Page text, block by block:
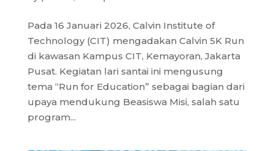
Pada 16 Januari 2026, Calvin Institute of
Technology (CIT) mengadakan Calvin 5K Run
di kawasan Kampus CIT, Kemayoran, Jakarta
Pusat. Kegiatan lari santai ini mengusung
tema “Run for Education” sebagai bagian dari
upaya mendukung Beasiswa Misi, salah satu
program...